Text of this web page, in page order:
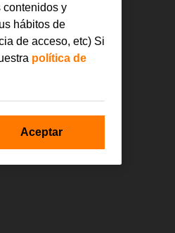
contenidos y
hábitos de
de acceso, etc) Si
política de
Aceptar